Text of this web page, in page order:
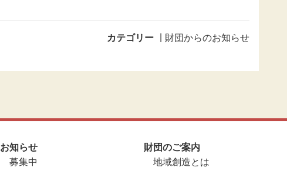
カテゴリー 財団からのお知らせ
お知らせ
募集中
財団のご案内
地域創造とは